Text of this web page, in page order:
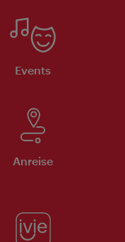
Events
Anreise